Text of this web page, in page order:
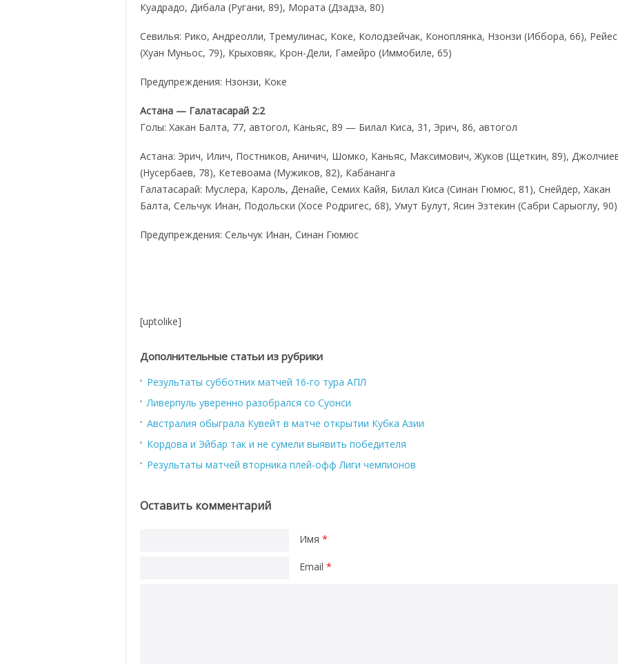
Куадрадо, Дибала (Ругани, 89), Мората (Дзадза, 80)
Севилья: Рико, Андреолли, Тремулинас, Коке, Колодзейчак, Коноплянка, Нзонзи (Иббора, 66), Рейес
(Хуан Муньос, 79), Крыховяк, Крон-Дели, Гамейро (Иммобиле, 65)
Предупреждения: Нзонзи, Коке
Астана — Галатасарай 2:2
Голы: Хакан Балта, 77, автогол, Каньяс, 89 — Билал Киса, 31, Эрич, 86, автогол
Астана: Эрич, Илич, Постников, Аничич, Шомко, Каньяс, Максимович, Жуков (Щеткин, 89),
(Нусербаев, 78), Кетевоама (Мужиков, 82), Кабананга
Галатасарай: Муслера, Кароль, Денайе, Семих Кайя, Билал Киса (Синан Гюмюс, 81), Снейдер, Хакан
Балта, Сельчук Инан, Подольски (Хосе Родригес, 68), Умут Булут, Ясин Эзтекин (Сабри Сарыоглу, 90)
Предупреждения: Сельчук Инан, Синан Гюмюс
[uptolike]
Дополнительные статьи из рубрики
Результаты субботних матчей 16-го тура АПЛ
Ливерпуль уверенно разобрался со Суонси
Австралия обыграла Кувейт в матче открытии Кубка Азии
Кордова и Эйбар так и не сумели выявить победителя
Результаты матчей вторника плей-офф Лиги чемпионов
Оставить комментарий
Имя *
Email *